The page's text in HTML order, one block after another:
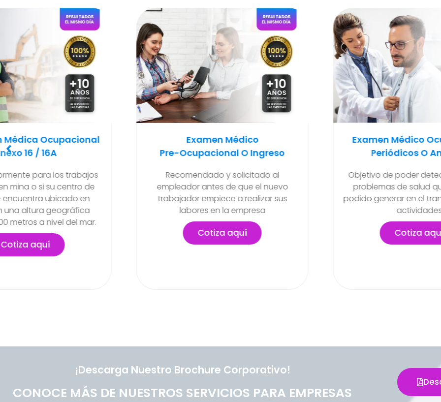
Examen Médico
Pre-Ocupacional O Ingreso
Recomendado y solicitado al
empleador antes de que el nuevo
trabajador empiece a realizar sus
labores en la empresa
Examen Médico Ocupacional
Periódicos O Anuales
Objetivo de poder detectar si existen
problemas de salud que se hayan
podido generar en el transcurso de sus
¡Descarga Nuestro Brochure Corporativo!
CONOCE MÁS DE NUESTROS SERVICIOS PARA EMPRESAS